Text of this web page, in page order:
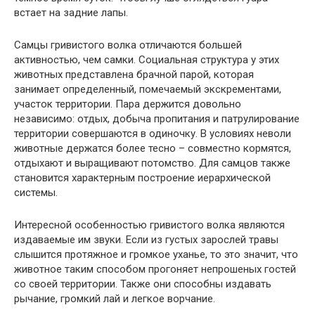
встает на задние лапы.
Самцы гривистого волка отличаются большей
активностью, чем самки. Социальная структура у этих
животных представлена брачной парой, которая
занимает определенный, помечаемый экскрементами,
участок территории. Пара держится довольно
независимо: отдых, добыча пропитания и патрулирование
территории совершаются в одиночку. В условиях неволи
животные держатся более тесно – совместно кормятся,
отдыхают и выращивают потомство. Для самцов также
становится характерным построение иерархической
системы.
Интересной особенностью гривистого волка являются
издаваемые им звуки. Если из густых зарослей травы
слышится протяжное и громкое уханье, то это значит, что
животное таким способом прогоняет непрошеных гостей
со своей территории. Также они способны издавать
рычание, громкий лай и легкое ворчание.